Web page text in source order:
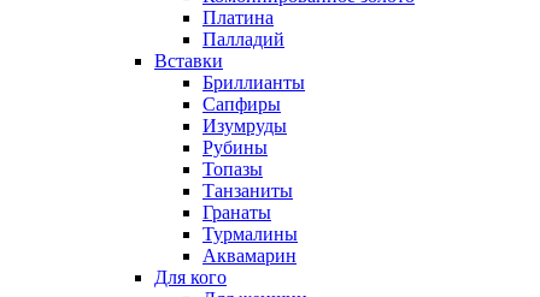
Платина
Палладий
Вставки
Бриллианты
Сапфиры
Изумруды
Рубины
Топазы
Танзаниты
Гранаты
Турмалины
Аквамарин
Для кого